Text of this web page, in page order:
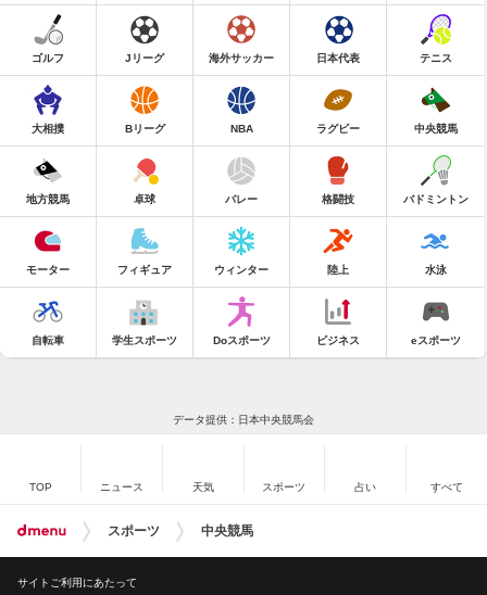
ゴルフ Jリーグ 海外サッカー 日本代表 テニス
大相撲 Bリーグ NBA ラグビー 中央競馬
地方競馬 卓球 バレー 格闘技 バドミントン
モーター フィギュア ウィンター 陸上 水泳
自転車 学生スポーツ Doスポーツ ビジネス eスポーツ
データ提供：日本中央競馬会
TOP ニュース 天気 スポーツ 占い すべて
スポーツ 中央競馬
サイトご利用にあたって